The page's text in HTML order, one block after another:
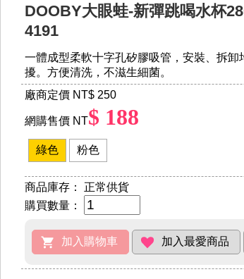
DOOBY大眼蛙-新彈跳喝水杯
4191
一體成型柔軟十字孔矽膠吸管，安裝、拆卸
擾。方便清洗，不滋生細菌。
廠商定價 NT$ 250
網購售價 NT$ 188
綠色 粉色
商品庫存：
正常供貨
購買數量：